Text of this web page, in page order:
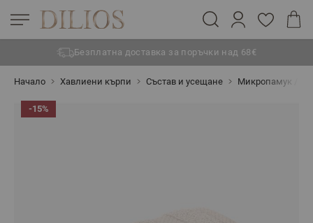
Безплатна доставка за поръчки над 68€
Начало Хавлиени кърпи Състав и усещане Микропамук /
-15%